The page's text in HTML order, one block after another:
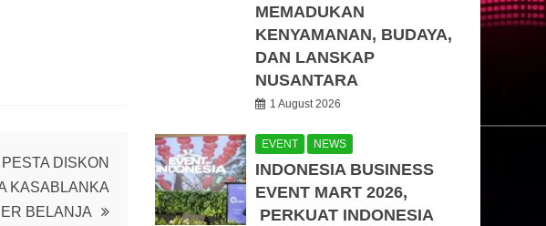
DISKON
KASABLANKA
BELANJA
MEMADUKAN
KENYAMANAN, BUDAYA,
DAN LANSKAP
NUSANTARA
1 August 2026
EVENT NEWS
INDONESIA BUSINESS
EVENT MART 2026,
PERKUAT INDONESIA